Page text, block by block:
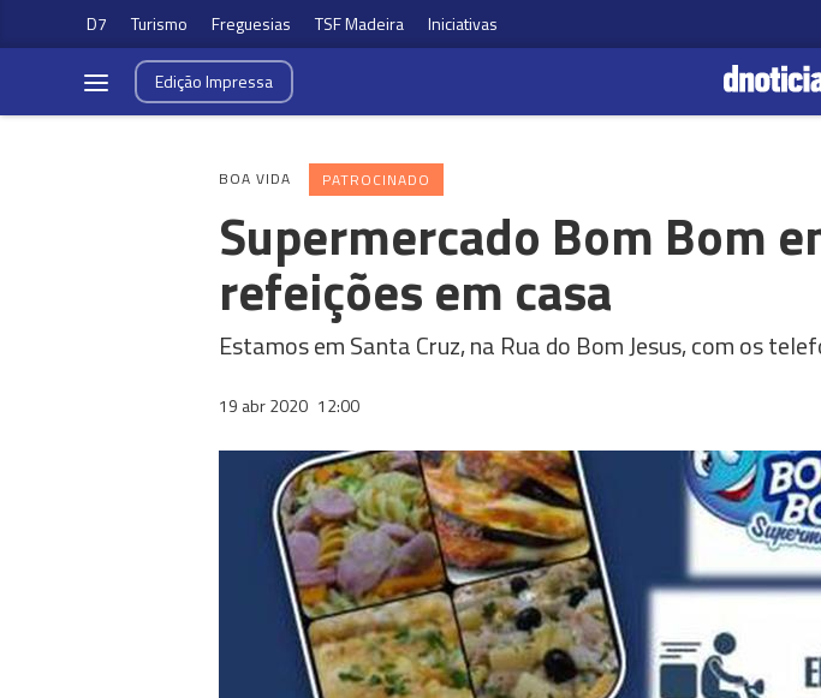
D7 Turismo Freguesias TSF Madeira Iniciativas
EdiçãoImpressa
BOA VIDA PATROCINADO
Supermercado Bom Bom
refeições em casa
Estamos em Santa Cruz, na Rua do Bom Jesus, com os
19 abr 2020 12:00